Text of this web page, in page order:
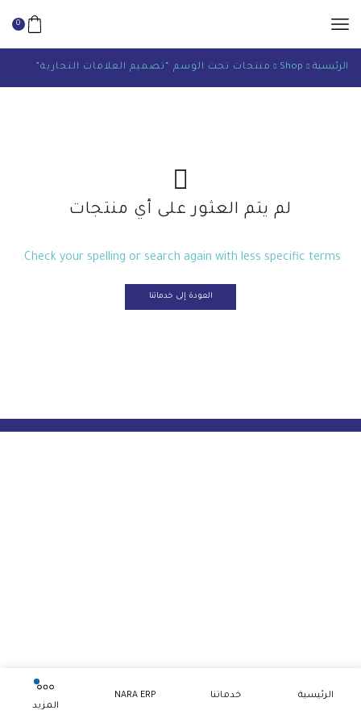
0
الرئيسية Shop منتجات تحت الوسم “تصميم العلامات التجارية”
لم يتم العثور على أي منتجات
Check your spelling or search again with less specific terms.
العودة إلى خدماتنا
الرئيسية خدماتنا
NARA ERP
المزيد